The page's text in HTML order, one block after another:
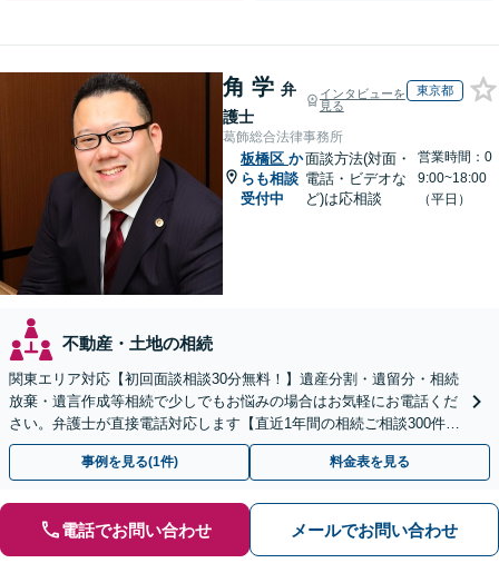
角 学 弁
護士
インタビューを
見る
東京都
葛飾総合法律事務所
板橋区 か
らも相談
受付中
面談方法(対面・
電話・ビデオな
ど)は応相談
営業時間：0
9:00~18:00
（平日）
不動産・土地の相続
関東エリア対応【初回面談相談30分無料！】遺産分割・遺留分・相続
放棄・遺言作成等相続で少しでもお悩みの場合はお気軽にお電話くだ
さい。弁護士が直接電話対応します【直近1年間の相続ご相談300件以
上！＆相続の著書・セミナー多数】弁護士複数所属
事例を見る(1件) 料金表を見る
電話でお問い合わせ メールでお問い合わせ